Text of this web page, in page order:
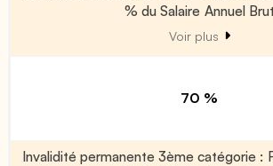
% du Salaire Annuel Brut
Voir plus
70 %
Invalidité permanente 3ème catégorie :